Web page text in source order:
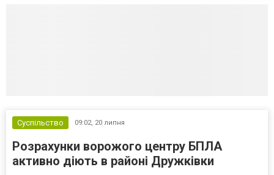
Суспільство 09:02, 20 липня
Розрахунки ворожого центру БПЛА
активно діють в районі Дружківки